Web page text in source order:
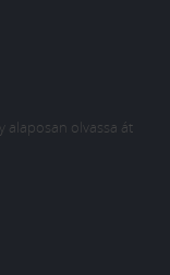
alaposan olvassa át